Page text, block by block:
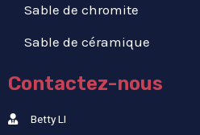
Sable de chromite
Sable de céramique
Contactez-nous
Betty LI